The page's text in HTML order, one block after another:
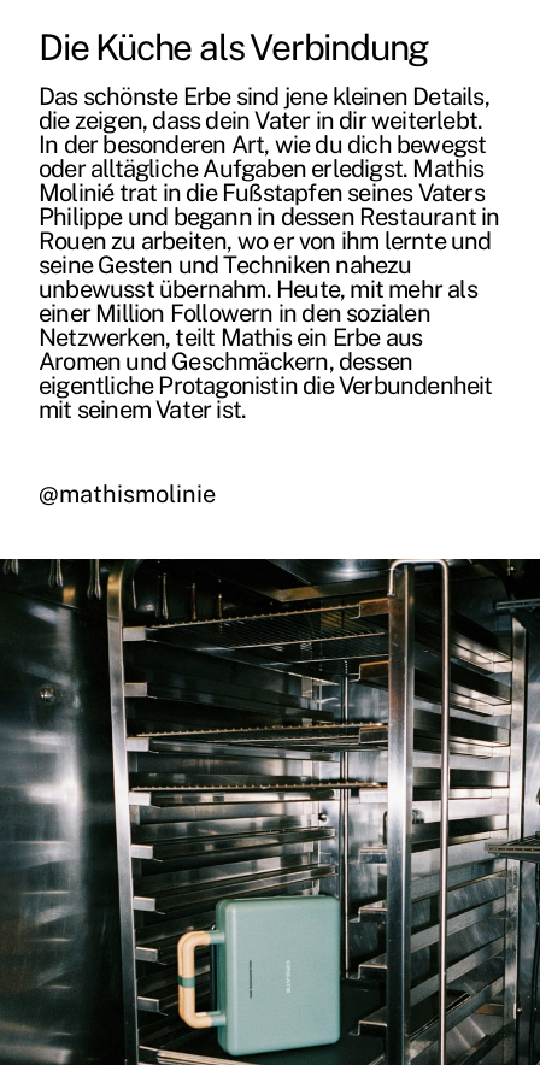
Die Küche als Verbindung
Das schönste Erbe sind jene kleinen Details,
die zeigen, dass dein Vater in dir weiterlebt.
In der besonderen Art, wie du dich bewegst
oder alltägliche Aufgaben erledigst. Mathis
Molinié trat in die Fußstapfen seines Vaters
Philippe und begann in dessen Restaurant in
Rouen zu arbeiten, wo er von ihm lernte und
seine Gesten und Techniken nahezu
unbewusst übernahm. Heute, mit mehr als
einer Million Followern in den sozialen
Netzwerken, teilt Mathis ein Erbe aus
Aromen und Geschmäckern, dessen
eigentliche Protagonistin die Verbundenheit
mit seinem Vater ist.
@mathismolinie